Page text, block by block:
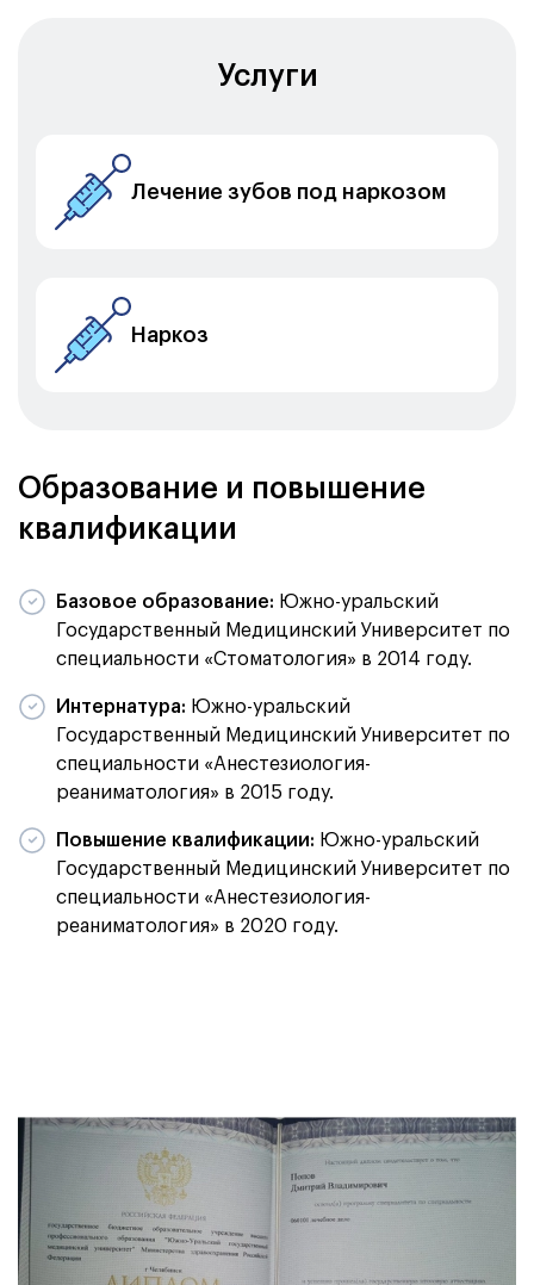
Услуги
Лечение зубов под наркозом
Наркоз
Образование и повышение
квалификации
Базовое образование: Южно-уральский
Государственный Медицинский Университет по
специальности «Стоматология» в 2014 году.
Интернатура: Южно-уральский
Государственный Медицинский Университет по
специальности «Анестезиология-
реаниматология» в 2015 году.
Повышение квалификации: Южно-уральский
Государственный Медицинский Университет по
специальности «Анестезиология-
реаниматология» в 2020 году.